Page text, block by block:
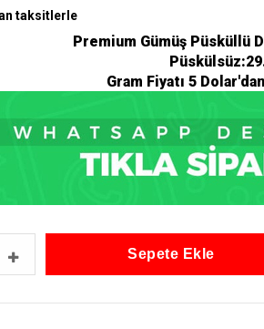
taksitlerle
Premium Gümüş Püsküllü
Gram Fiyatı 5